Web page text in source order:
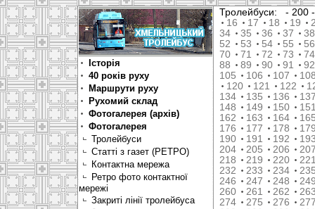
Історія
40 років руху
Маршрути руху
Рухомий склад
Фотогалерея (архів)
Фотогалерея
Тролейбуси
Статті з газет (РЕТРО)
Контактна мережа
Ретро фото контактної
мережі
Закриті лінії тролейбуса
Тролейбуси:
-
16
17 18 19
34
35 36 37
38
52
53 54 55
56
70
71 72 73
74
88
89 90 91
92
105
106 107
120
121 122
134
135 136
148
149 150
162
163 164
176
177 178
190
191 192
204
205 206
218
219 220
232
233 234
246
247 248
260
261 262
274
275 276